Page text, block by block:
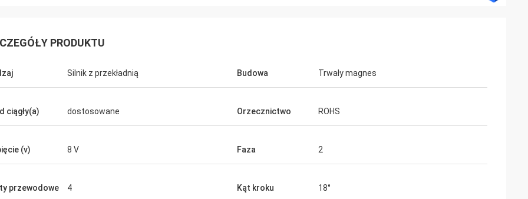
i przejrzysta komunikacja.
licznikowe, jeśli zostały dodane do
reaguje bardzo szybko i pomaga w
PRODUKTU
Silnik z przekładnią Budowa Trwały magnes
ciągły(a) dostosowane Orzecznictwo ROHS
(v) 8 V Faza 2
przewodowe 4 Kąt kroku 18°